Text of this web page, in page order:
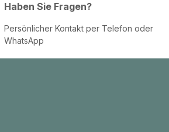
Haben Sie Fragen?
Persönlicher Kontakt per Telefon oder
WhatsApp